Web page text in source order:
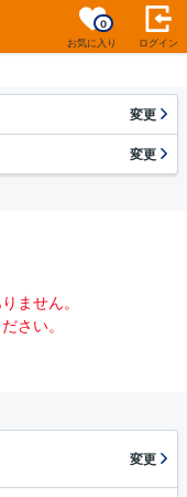
お気に入り
0
ログイン
変更
変更
ません。
さい。
変更